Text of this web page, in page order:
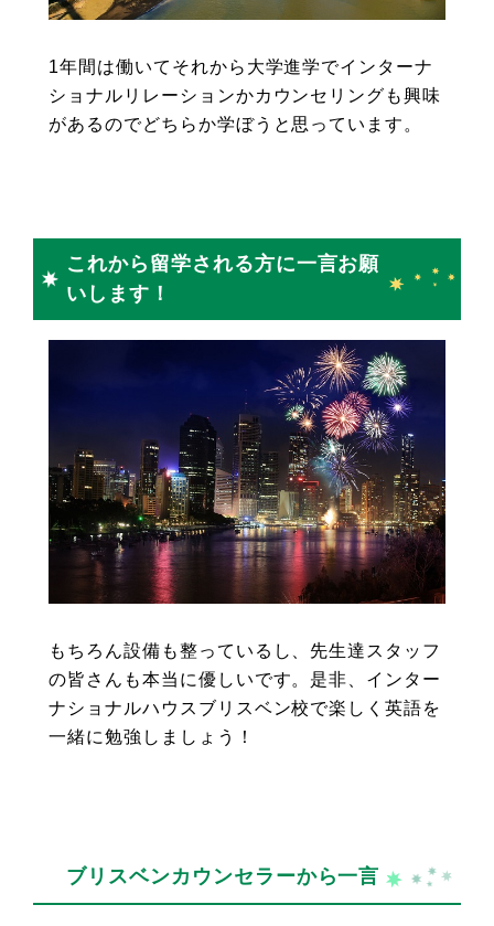
1年間は働いてそれから大学進学でインターナ
ショナルリレーションかカウンセリングも興味
があるのでどちらか学ぼうと思っています。
これから留学される方に一言お願
いします！
もちろん設備も整っているし、先生達スタッフ
の皆さんも本当に優しいです。是非、インター
ナショナルハウスブリスベン校で楽しく英語を
一緒に勉強しましょう！
ブリスベンカウンセラーから一言